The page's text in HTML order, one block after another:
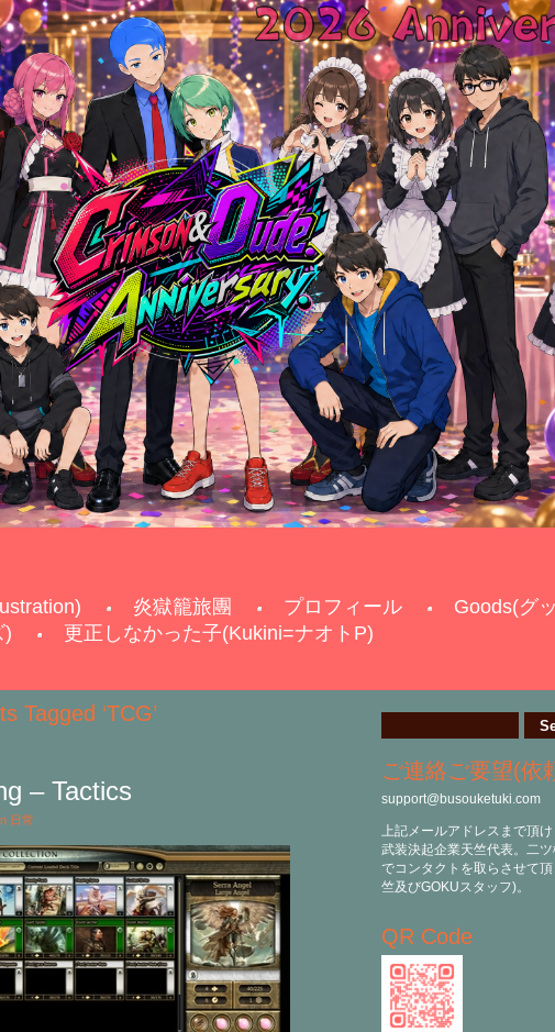
炎獄籠旅團 プロフィール
Goods(グッ
)
更正しなかった子(Kukini=ナオトP)
Tagged ‘TCG’
– Tactics
日常
ご連絡ご要望(依
support@busouketuki.com
上記メールアドレスまで頂け
武装決起企業天竺代表。二ツ
でコンタクトを取らさせて
竺及びGOKUスタッフ)。
QR Code